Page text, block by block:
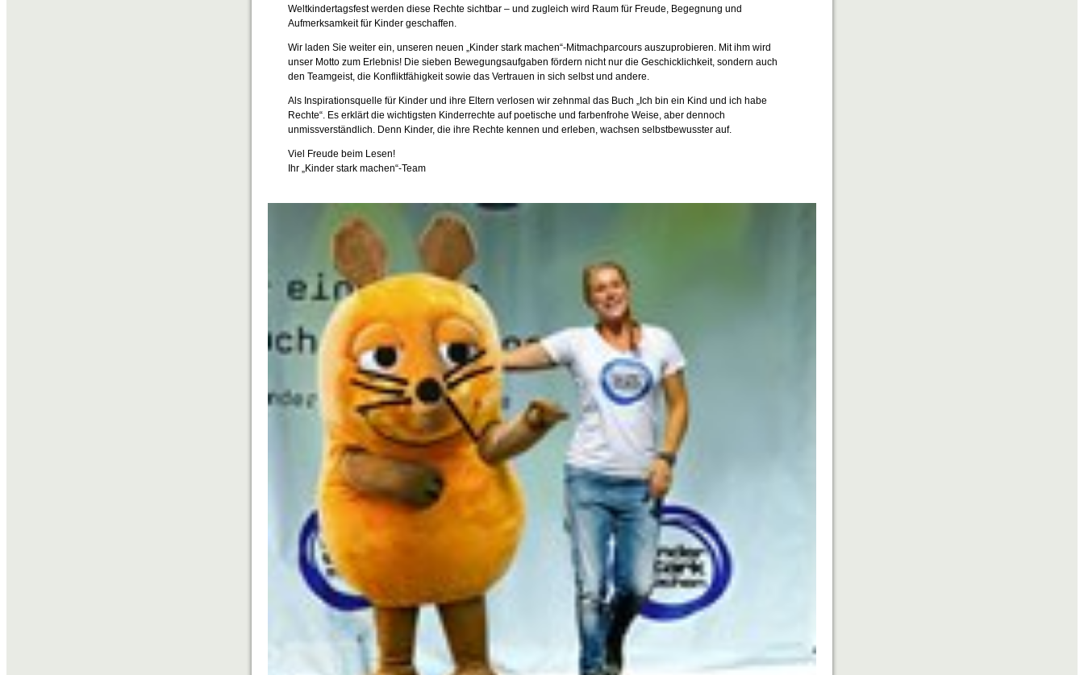
Weltkindertagsfest werden diese Rechte sichtbar – und zugleich wird Raum für Freude, Begegnung und
Aufmerksamkeit für Kinder geschaffen.
Wir laden Sie weiter ein, unseren neuen „Kinder stark machen“-Mitmachparcours auszuprobieren. Mit ihm wird
unser Motto zum Erlebnis! Die sieben Bewegungsaufgaben fördern nicht nur die Geschicklichkeit, sondern auch
den Teamgeist, die Konfliktfähigkeit sowie das Vertrauen in sich selbst und andere.
Als Inspirationsquelle für Kinder und ihre Eltern verlosen wir zehnmal das Buch „Ich bin ein Kind und ich habe
Rechte“. Es erklärt die wichtigsten Kinderrechte auf poetische und farbenfrohe Weise, aber dennoch
unmissverständlich. Denn Kinder, die ihre Rechte kennen und erleben, wachsen selbstbewusster auf.
Viel Freude beim Lesen!
Ihr „Kinder stark machen“-Team